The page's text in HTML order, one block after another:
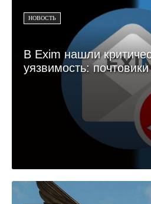
НОВОСТЬ
В Exim нашли
уязвимость: